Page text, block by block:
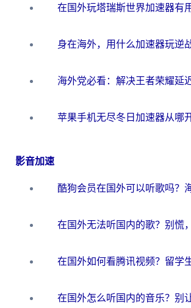
影音加速